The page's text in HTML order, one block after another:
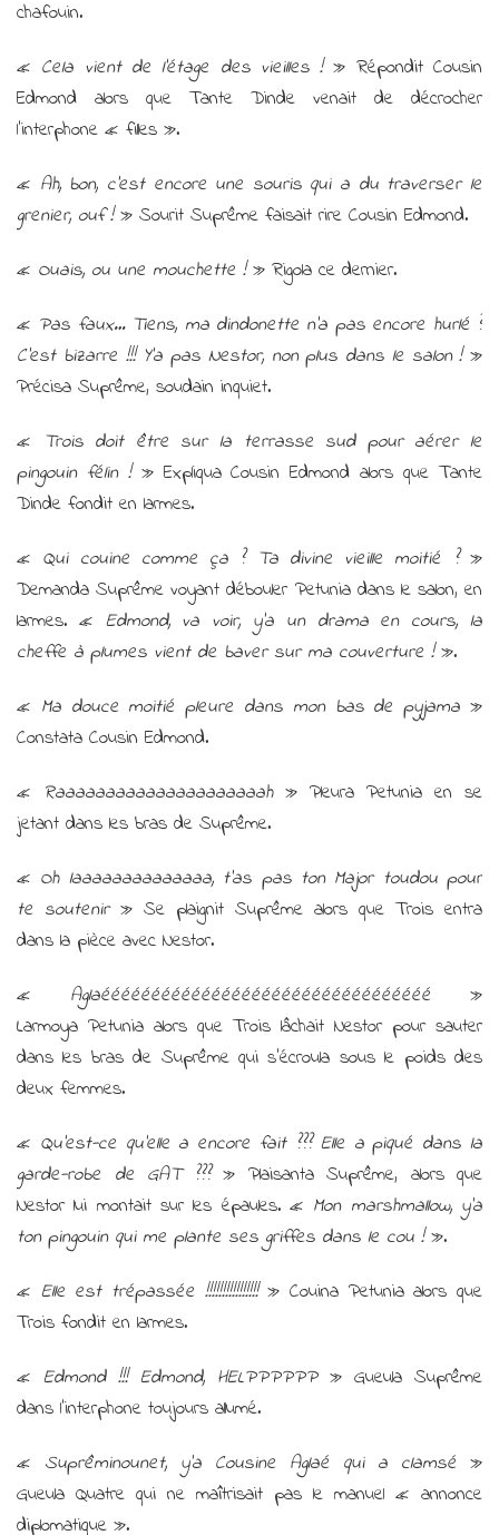
chafouin.
« Cela vient de l’étage des vieilles !» Répondit Cousin
Edmond alors que Tante Dinde venait de décrocher
l’interphone « filles ».
« Ah, bon, c’est encore une souris qui a du traverser le
grenier, ouf !» Sourit Suprême faisait rire Cousin Edmond.
« Ouais, ou une mouchette !» Rigola ce dernier.
« Pas faux… Tiens, ma dindonette n’a pas encore hurlé ?
C’est bizarre !!! Y’a pas Nestor, non plus dans le salon !»
Précisa Suprême, soudain inquiet.
« Trois doit être sur la terrasse sud pour aérer le
pingouin félin !» Expliqua Cousin Edmond alors que Tante
Dinde fondit en larmes.
« Qui couine comme ça ? Ta divine vieille moitié ?»
Demanda Suprême voyant débouler Petunia dans le salon, en
larmes. « Edmond, va voir, y’a un drama en cours, la
cheffe à plumes vient de baver sur ma couverture !».
« Ma douce moitié pleure dans mon bas de pyjama »
Constata Cousin Edmond.
« Raaaaaaaaaaaaaaaaaaaaah» Pleura Petunia en se
jetant dans les bras de Suprême.
« Oh laaaaaaaaaaaaaa, t’as pas ton Major toudou pour
te soutenir » Se plaignit Suprême alors que Trois entra
dans la pièce avec Nestor.
« Aglaééééééééééééééééééééééééééééééééé »
Larmoya Petunia alors que Trois lâchait Nestor pour sauter
dans les bras de Suprême qui s’écroula sous le poids des
deux femmes.
« Qu’est-ce qu’elle a encore fait ??? Elle a piqué dans la
garde-robe de GAT ???» Plaisanta Suprême, alors que
Nestor lui montait sur les épaules. « Mon marshmallow, y’a
ton pingouin qui me plante ses griffes dans le cou !».
« Elle est trépassée !!!!!!!!!!!!!!!!» Couina Petunia alors que
Trois fondit en larmes.
« Edmond !!! Edmond, HELPPPPPP» Gueula Suprême
dans l’interphone toujours allumé.
« Suprêminounet, y’a Cousine Aglaé qui a clamsé »
Gueula Quatre qui ne maîtrisait pas le manuel « annonce
diplomatique ».